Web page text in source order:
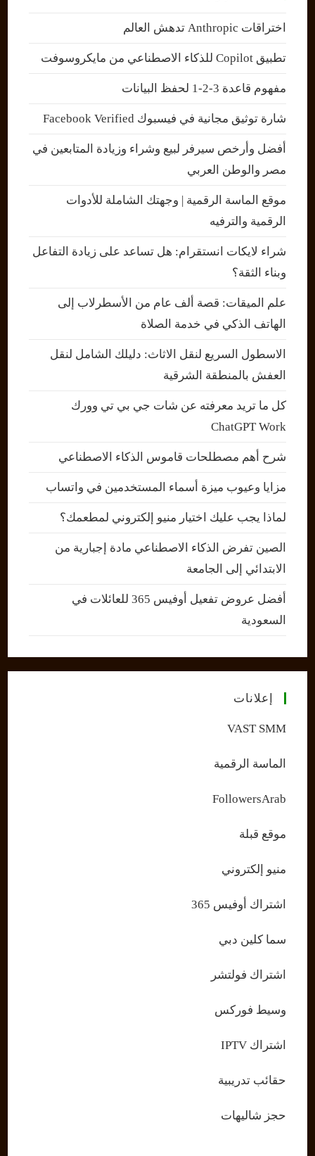
اختراقات Anthropic تدهش العالم
تطبيق Copilot للذكاء الاصطناعي من مايكروسوفت
مفهوم قاعدة 3-2-1 لحفظ البيانات
شارة توثيق مجانية في فيسبوك Facebook Verified
أفضل وأرخص سيرفر لبيع وشراء وزيادة المتابعين في
مصر والوطن العربي
موقع الماسة الرقمية | وجهتك الشاملة للأدوات
الرقمية والترفيه
شراء لايكات انستقرام: هل تساعد على زيادة التفاعل
وبناء الثقة؟
علم الميقات: قصة ألف عام من الأسطرلاب إلى
الهاتف الذكي في خدمة الصلاة
الاسطول السريع لنقل الاثاث: دليلك الشامل لنقل
العفش بالمنطقة الشرقية
كل ما تريد معرفته عن شات جي بي تي وورك
ChatGPT Work
شرح أهم مصطلحات قاموس الذكاء الاصطناعي
مزايا وعيوب ميزة أسماء المستخدمين في واتساب
لماذا يجب عليك اختيار منيو إلكتروني لمطعمك؟
الصين تفرض الذكاء الاصطناعي مادة إجبارية من
الابتدائي إلى الجامعة
أفضل عروض تفعيل أوفيس 365 للعائلات في
السعودية
إعلانات
VAST SMM
الماسة الرقمية
FollowersArab
موقع قبلة
منيو إلكتروني
اشتراك أوفيس 365
سما كلين دبي
اشتراك فولتشر
وسيط فوركس
اشتراك IPTV
حقائب تدريبية
حجز شاليهات